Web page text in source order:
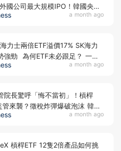
a month ago
國公司最大規模IPO！韓國央行
桿風險 擬收緊單股槓桿ETF投資
a month ago
士兩倍ETF溢價17% SK海力
勁 為何ETF未必跟足？ 一文
與高追風險
a month ago
院長驚呼「悔不當初」！槓桿
管來襲？徵稅炸彈爆破泡沫 韓股
瀉一成 海力士三星大跌逾12% 誰
槓桿ETF 12隻2倍產品如何挑